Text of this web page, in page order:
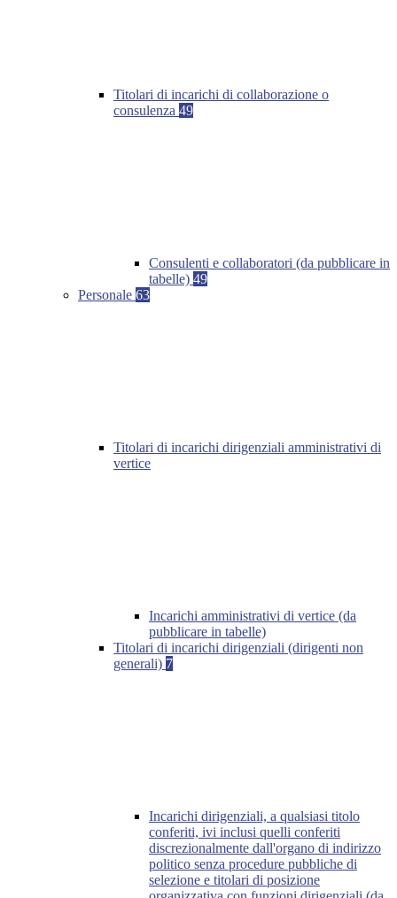
Titolari di incarichi di collaborazione o
consulenza 49
Consulenti e collaboratori (da pubblicare in
tabelle) 49
Personale 63
Titolari di incarichi dirigenziali amministrativi di
vertice
Incarichi amministrativi di vertice (da
pubblicare in tabelle)
Titolari di incarichi dirigenziali (dirigenti non
generali) 7
Incarichi dirigenziali, a qualsiasi titolo
conferiti, ivi inclusi quelli conferiti
discrezionalmente dall'organo di indirizzo
politico senza procedure pubbliche di
selezione e titolari di posizione